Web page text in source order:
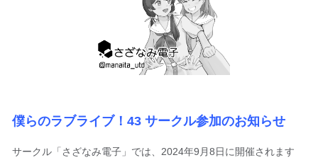
僕らのラブライブ！43 サークル参加のお知らせ
サークル「さざなみ電子」では、2024年9月8日に開催されます